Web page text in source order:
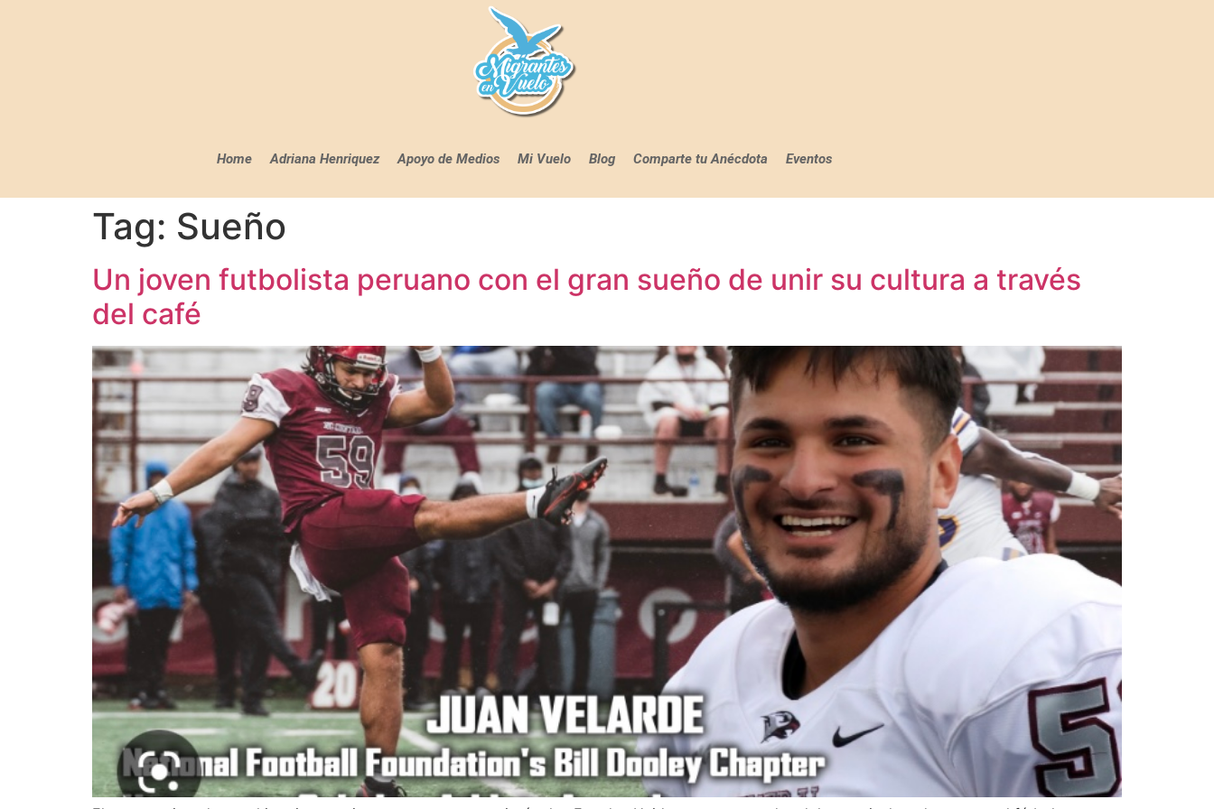
Home Adriana Henriquez Apoyo de Medios Mi Vuelo Blog Comparte tu Anécdota Eventos
Tag: Sueño
Un joven futbolista peruano con el gran sueño de unir su cultura a través
del café